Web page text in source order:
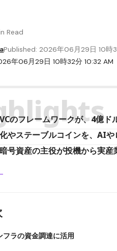
年06月29日 10時32分 10:32 AM
Published: 2026年06月29日 10時
Read
のフレームワークが、4億
やステーブルコインを、AI
号資産の主役が投機から実
ラの資金調達に活用